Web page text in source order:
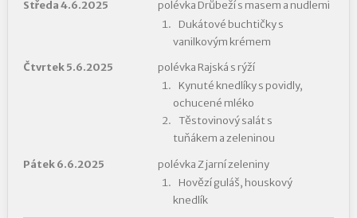
Středa 4.6.2025
polévka Drůbeží s masem a nudlemi
Dukátové buchtičky s
vanilkovým krémem
Čtvrtek 5.6.2025
polévka Rajská s rýží
Kynuté knedlíky s povidly,
ochucené mléko
Těstovinový salát s
tuňákem a zeleninou
Pátek 6.6.2025
polévka Z jarní zeleniny
Hovězí guláš, houskový
knedlík